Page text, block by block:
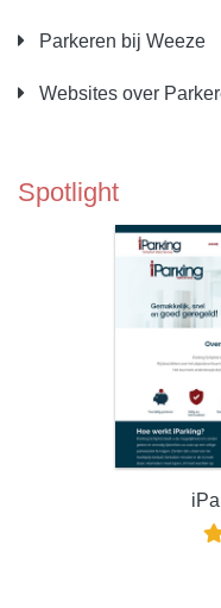
Parkeren bij Weeze
Websites over
Spotlight